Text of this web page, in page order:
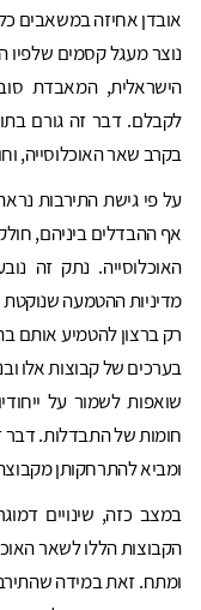
נוצר מעגל קסמים
הישראלית, המאבדת
לקבלם. דבר זה גורם
בקרב שאר האוכלוסייה,
על פי גישת התירבות
אף ההבדלים ביניהם,
האוכלוסייה. נתק זה
מדיניות ההטמעה שנוקטת
רק ברצון להטמיע אותם
בערכים של קבוצות אלו
שואפות לשמור על
חומות של התבדלות. דבר
ומביא להתרחקותן
במצב כזה, שינויים
הקבוצות הללו לשאר
ומתח. זאת במידה